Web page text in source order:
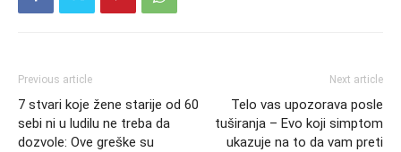
Previous article
7 stvari koje žene starije od 60
sebi ni u ludilu ne treba da
dozvole: Ove greške su
Next article
Telo vas upozorava posle
tuširanja – Evo koji simptom
ukazuje na to da vam preti